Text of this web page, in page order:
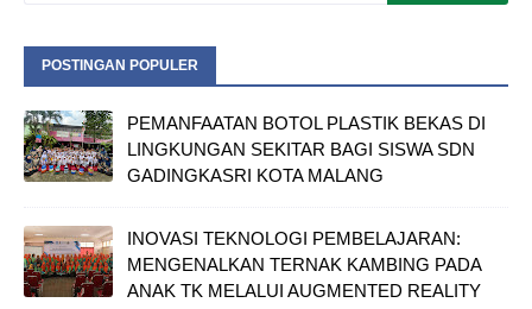
POSTINGAN POPULER
PEMANFAATAN BOTOL PLASTIK BEKAS DI
LINGKUNGAN SEKITAR BAGI SISWA SDN
GADINGKASRI KOTA MALANG
INOVASI TEKNOLOGI PEMBELAJARAN:
MENGENALKAN TERNAK KAMBING PADA
ANAK TK MELALUI AUGMENTED REALITY